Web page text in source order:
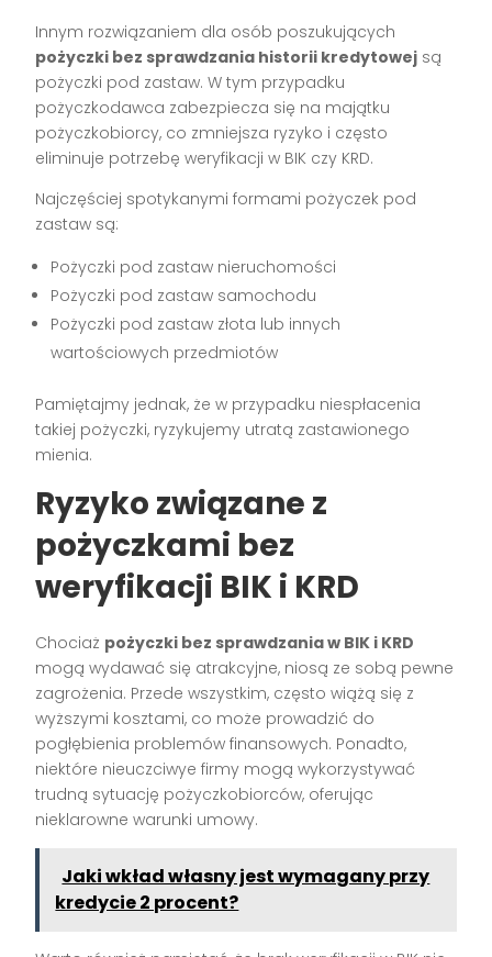
Innym rozwiązaniem dla osób poszukujących
pożyczki bez sprawdzania historii kredytowej są
pożyczki pod zastaw. W tym przypadku
pożyczkodawca zabezpiecza się na majątku
pożyczkobiorcy, co zmniejsza ryzyko i często
eliminuje potrzebę weryfikacji w BIK czy KRD.
Najczęściej spotykanymi formami pożyczek pod
zastaw są:
Pożyczki pod zastaw nieruchomości
Pożyczki pod zastaw samochodu
Pożyczki pod zastaw złota lub innych
wartościowych przedmiotów
Pamiętajmy jednak, że w przypadku niespłacenia
takiej pożyczki, ryzykujemy utratą zastawionego
mienia.
Ryzyko związane z
pożyczkami bez
weryfikacji BIK i KRD
Chociaż pożyczki bez sprawdzania w BIK i KRD
mogą wydawać się atrakcyjne, niosą ze sobą pewne
zagrożenia. Przede wszystkim, często wiążą się z
wyższymi kosztami, co może prowadzić do
pogłębienia problemów finansowych. Ponadto,
niektóre nieuczciwye firmy mogą wykorzystywać
trudną sytuację pożyczkobiorców, oferując
nieklarowne warunki umowy.
Jaki wkład własny jest wymagany przy
kredycie 2 procent?